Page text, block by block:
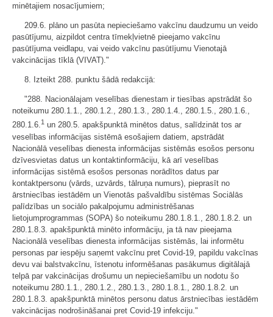
minētajiem nosacījumiem;
209.6. plāno un pasūta nepieciešamo vakcīnu daudzumu un veido
pasūtījumu, aizpildot centra tīmekļvietnē pieejamo vakcīnu
pasūtījuma veidlapu, vai veido vakcīnu pasūtījumu Vienotajā
vakcinācijas tīklā (VIVAT)."
8. Izteikt 288. punktu šādā redakcijā:
"288. Nacionālajam veselības dienestam ir tiesības apstrādāt šo
noteikumu 280.1.1., 280.1.2., 280.1.3., 280.1.4., 280.1.5., 280.1.6.,
280.1.6.1 un 280.5. apakšpunktā minētos datus, salīdzināt tos ar
veselības informācijas sistēmā esošajiem datiem, apstrādāt
Nacionālā veselības dienesta informācijas sistēmās esošos personu
dzīvesvietas datus un kontaktinformāciju, kā arī veselības
informācijas sistēmā esošos personas norādītos datus par
kontaktpersonu (vārds, uzvārds, tālruņa numurs), pieprasīt no
ārstniecības iestādēm un Vienotās pašvaldību sistēmas Sociālās
palīdzības un sociālo pakalpojumu administrēšanas
lietojumprogrammas (SOPA) šo noteikumu 280.1.8.1., 280.1.8.2. un
280.1.8.3. apakšpunktā minēto informāciju, ja tā nav pieejama
Nacionālā veselības dienesta informācijas sistēmās, lai informētu
personas par iespēju saņemt vakcīnu pret Covid-19, papildu vakcīnas
devu vai balstvakcīnu, īstenotu informēšanas pasākumus digitālajā
telpā par vakcinācijas drošumu un nepieciešamību un nodotu šo
noteikumu 280.1.1., 280.1.2., 280.1.3., 280.1.8.1., 280.1.8.2. un
280.1.8.3. apakšpunktā minētos personu datus ārstniecības iestādēm
vakcinācijas nodrošināšanai pret Covid-19 infekciju."